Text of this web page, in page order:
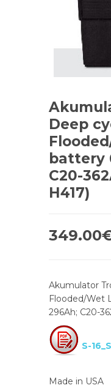
Deep
battery
C20-
H417)
349.00
Akumulator
Flooded/Wet
296Ah; C20-
S-
Made in USA